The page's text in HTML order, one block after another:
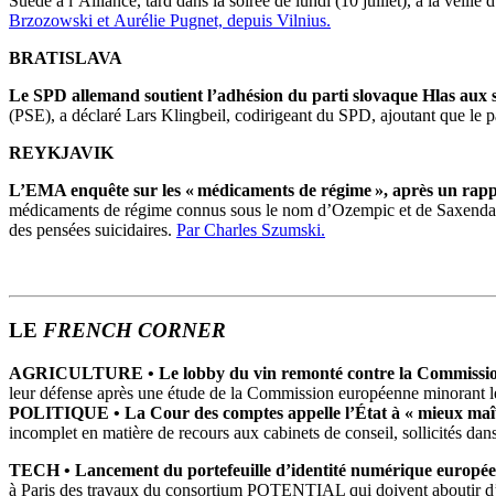
Brzozowski et Aurélie Pugnet, depuis Vilnius.
BRATISLAVA
Le SPD allemand soutient l’adhésion du parti slovaque Hlas aux
(PSE), a déclaré Lars Klingbeil, codirigeant du SPD, ajoutant que le
REYKJAVIK
L’EMA enquête sur les « médicaments de régime », après un
médicaments de régime connus sous le nom d’Ozempic et de
des pensées suicidaires. Par Charles Szumski.
LE FRENCH CORNER
AGRICULTURE • Le lobby du vin remonté contre la
leur défense après une étude de la Commission européenne
POLITIQUE • La Cour des comptes appelle l’État à « mieux
incomplet en matière de recours aux cabinets de conseil, sollicités
TECH • Lancement du portefeuille d’identité numérique
à Paris des travaux du consortium POTENTIAL qui doivent aboutir